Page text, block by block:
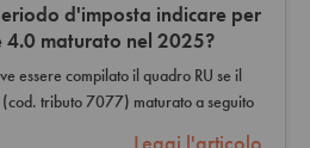
d'imposta indicare per
4.0 maturato nel 2025?
essere compilato il quadro RU se il
tributo 7077) maturato a seguito